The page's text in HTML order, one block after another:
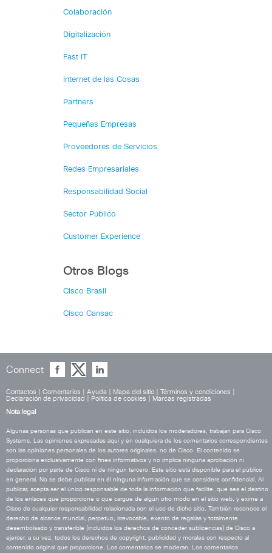
Colaboración
Digitalización
Fast IT
Internet de las Cosas
Partners
Pequeñas Empresas
Proveedores de Servicios
Redes Empresariales
Responsabilidad Social
Sector Público
Customer Experience
Otros Blogs
Cisco Brasil
Cisco Cansac
Connect
Contactos Comentarios Ayuda Mapa del sitio Términos y condiciones
Declaración de privacidad
Política de cookies
Marcas registradas
Nota legal
Algunas personas que publican en este sitio, incluidos los moderadores, trabajan para Cisco
Systems. Las opiniones expresadas aquí y en cualquiera de los comentarios correspondientes
son las opiniones personales de los autores originales, no de Cisco. El contenido se
proporciona exclusivamente con fines informativos y no implica ninguna aprobación ni
declaración por parte de Cisco ni de ningún tercero. Este sitio está disponible para el público
en general. No se debe publicar en él ninguna información que se considere confidencial. Al
publicar, acepta ser el único responsable de toda la información que facilite, que sea el destino
de los enlaces que proporcione o que cargue de algún otro modo en el sitio web, y exime a
Cisco de cualquier responsabilidad relacionada con el uso de dicho sitio. También reconoce el
derecho de alcance mundial, perpetuo, irrevocable, exento de regalías y totalmente
desembolsado y transferible (incluidos los derechos de conceder sublicencias) de Cisco a
ejercer, a su vez, todos los derechos de copyright, publicidad y morales con respecto al
contenido original que proporcione. Los comentarios se moderan. Los comentarios